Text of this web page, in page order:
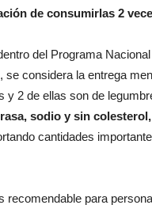
de consumirlas 2
del Programa
considera la entrega
y 2 de ellas son de
sodio y sin
cantidades
para